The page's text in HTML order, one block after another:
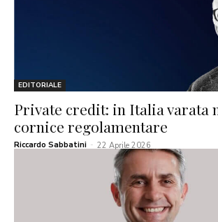
EDITORIALE
Private credit: in Italia varata
cornice regolamentare
Riccardo Sabbatini - 22 Aprile 2026